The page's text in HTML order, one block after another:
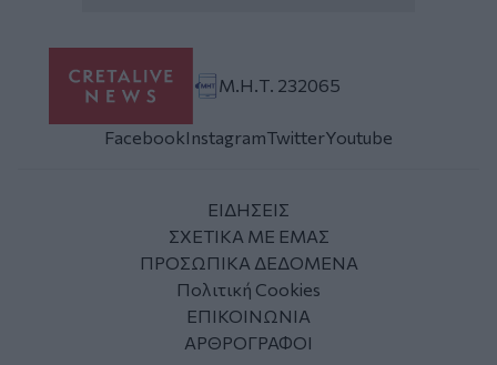
Μ.Η.Τ. 232065
FacebookInstagramTwitterYoutube
ΕΙΔΗΣΕΙΣ
ΣΧΕΤΙΚΑ ΜΕ ΕΜΑΣ
ΠΡΟΣΩΠΙΚΑ ΔΕΔΟΜΕΝΑ
Πολιτική Cookies
ΕΠΙΚΟΙΝΩΝΙΑ
ΑΡΘΡΟΓΡΑΦΟΙ